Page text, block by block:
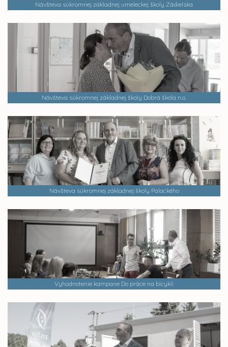
Návšteva súkromnej základnej umeleckej školy Zádielska
Návšteva súkromnej základnej školy Dobrá škola n.o.
Návšteva súkromnej základnej školy Palackého
Vyhodnotenie kampane Do práce na bicykli